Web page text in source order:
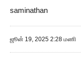
saminathan
ஜூன் 19, 2025 2:28 மணி